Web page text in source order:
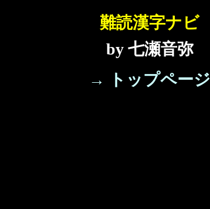
難読漢字ナビ
by 七瀬音弥
→ トップページ